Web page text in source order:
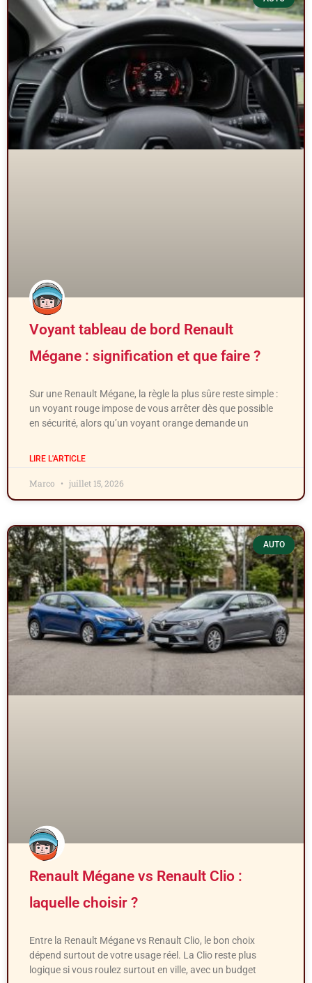
Voyant tableau de bord Renault
Mégane : signification et que faire ?
Sur une Renault Mégane, la règle la plus sûre reste simple :
un voyant rouge impose de vous arrêter dès que possible
en sécurité, alors qu’un voyant orange demande un
LIRE L'ARTICLE
Marco juillet 15, 2026
AUTO
Renault Mégane vs Renault Clio :
laquelle choisir ?
Entre la Renault Mégane vs Renault Clio, le bon choix
dépend surtout de votre usage réel. La Clio reste plus
logique si vous roulez surtout en ville, avec un budget